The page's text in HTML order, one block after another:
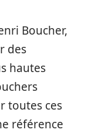
Boucher,
des
hautes
toutes ces
référence